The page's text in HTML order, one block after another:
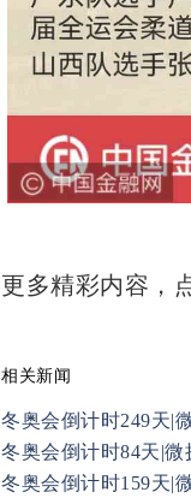
更多精彩内容，
相关新闻
冬奥会倒计时249天|
冬奥会倒计时84天|微
冬奥会倒计时159天|